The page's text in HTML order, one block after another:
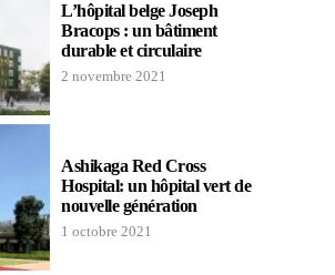
L’hôpital belge Joseph
Bracops : un bâtiment
durable et circulaire
2 novembre 2021
Ashikaga Red Cross
Hospital: un hôpital vert de
nouvelle génération
1 octobre 2021